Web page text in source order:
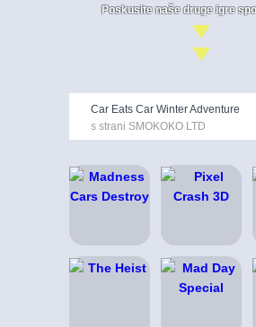
Poskusite naše druge igre
Car Eats Car Winter Adventure
s strani SMOKOKO LTD